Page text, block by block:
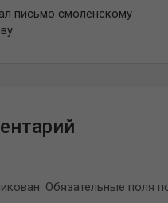
письмо смоленскому
Обязательные поля